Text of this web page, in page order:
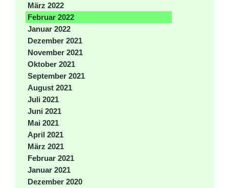
März 2022
Februar 2022
Januar 2022
Dezember 2021
November 2021
Oktober 2021
September 2021
August 2021
Juli 2021
Juni 2021
Mai 2021
April 2021
März 2021
Februar 2021
Januar 2021
Dezember 2020